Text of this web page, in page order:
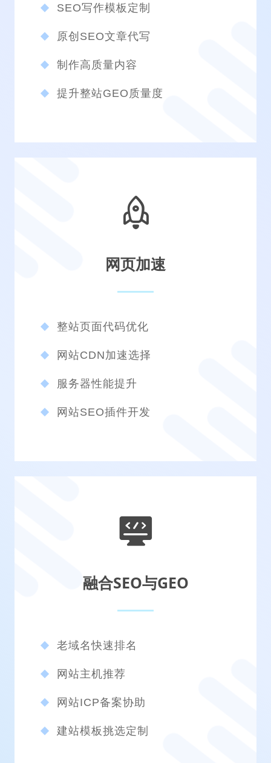
SEO写作模板定制
原创SEO文章代写
制作高质量内容
提升整站GEO质量度
网页加速
整站页面代码优化
网站CDN加速选择
服务器性能提升
网站SEO插件开发
融合SEO与GEO
老域名快速排名
网站主机推荐
网站ICP备案协助
建站模板挑选定制